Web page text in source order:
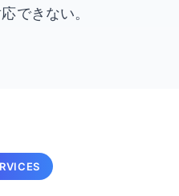
できない。